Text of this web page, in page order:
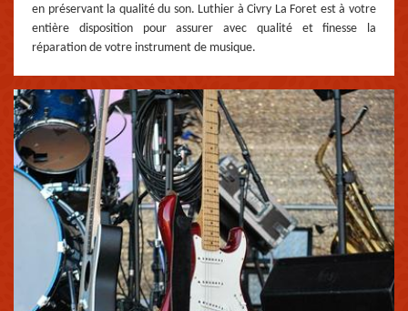
en préservant la qualité du son. Luthier à Civry La Foret est à votre
entière disposition pour assurer avec qualité et finesse la
réparation de votre instrument de musique.